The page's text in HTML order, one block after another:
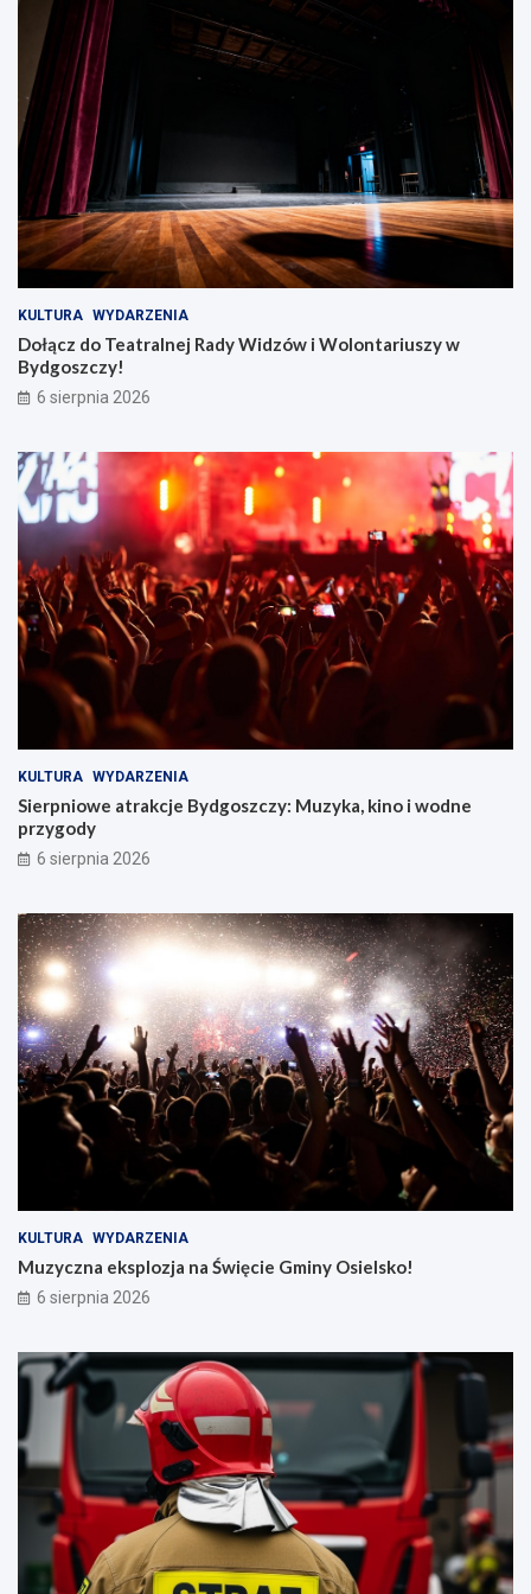
e
!o
n
r
i
u
s
z
y
w
B
y
o
s
z
c
z
y
!
KULTURA WYDARZENIA
Dołącz do Teatralnej Rady Widzów i Wolontariuszy w
Bydgoszczy!
6 sierpnia 2026
KULTURA WYDARZENIA
Sierpniowe atrakcje Bydgoszczy: Muzyka, kino i wodne
przygody
6 sierpnia 2026
KULTURA WYDARZENIA
Muzyczna eksplozja na Święcie Gminy Osielsko!
6 sierpnia 2026